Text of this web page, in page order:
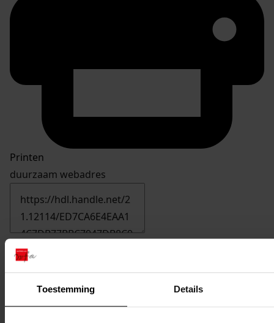
Toestemming Details
Printen
duurzaam webadres
Inventaris
Nummers 3701 tot en met 3800
het uitbreiden van de woning, 2005